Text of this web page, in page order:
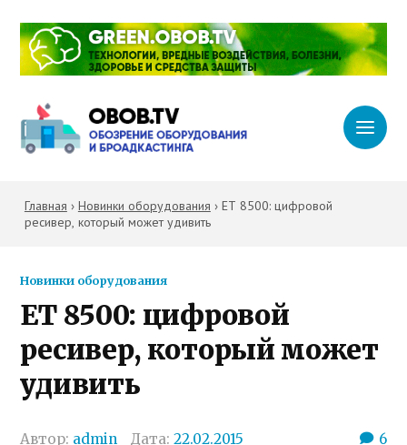
Главная › Новинки оборудования › ET 8500: цифровой
ресивер, который может удивить
Новинки оборудования
ET 8500: цифровой
ресивер, который может
удивить
Автор: admin Дата:22.02.2015 6